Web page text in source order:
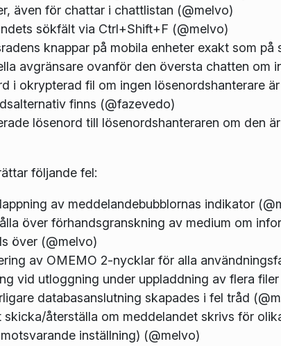
även för chattar i chattlistan (@melvo)
sökfält via Ctrl+Shift+F (@melvo)
knappar på mobila enheter exakt som
avgränsare ovanför den översta chatten om
i okrypterad fil om ingen lösenordshanterare
finns (@fazevedo)
lösenord till lösenordshanteraren om den
följande fel:
av meddelandebubblornas indikator
över förhandsgranskning av medium om
över (@melvo)
av OMEMO 2-nycklar för alla
vid utloggning under uppladdning av flera
databasanslutning skapades i fel tråd
skicka/återställa om meddelandet skrivs för
inställning) (@melvo)